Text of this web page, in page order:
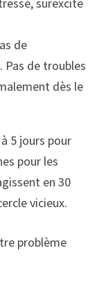
de
Pas de troubles
dès le
5 jours pour
pour les
en 30
vicieux.
problème